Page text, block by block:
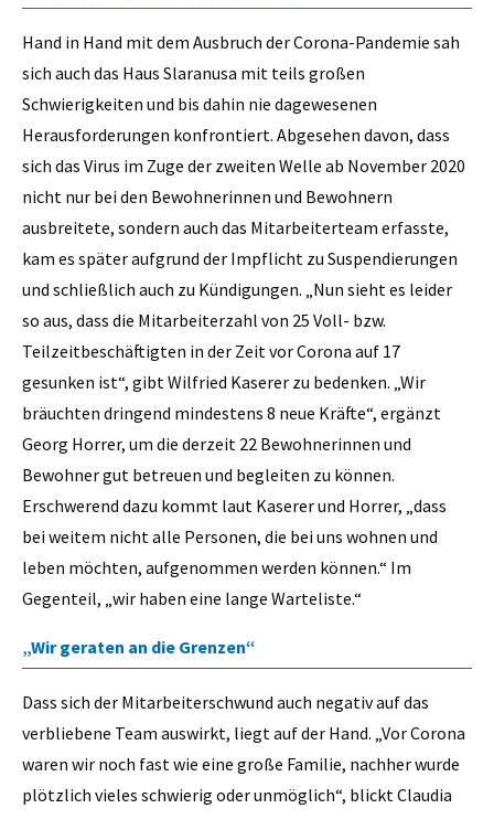
Hand in Hand mit dem Ausbruch der Corona-Pandemie sah
sich auch das Haus Slaranusa mit teils großen
Schwierigkeiten und bis dahin nie dagewesenen
Herausforderungen konfrontiert. Abgesehen davon, dass
sich das Virus im Zuge der zweiten Welle ab November 2020
nicht nur bei den Bewohnerinnen und Bewohnern
ausbreitete, sondern auch das Mitarbeiterteam erfasste,
kam es später aufgrund der Impflicht zu Suspendierungen
und schließlich auch zu Kündigungen. „Nun sieht es leider
so aus, dass die Mitarbeiterzahl von 25 Voll- bzw.
Teilzeitbeschäftigten in der Zeit vor Corona auf 17
gesunken ist“, gibt Wilfried Kaserer zu bedenken. „Wir
bräuchten dringend mindestens 8 neue Kräfte“, ergänzt
Georg Horrer, um die derzeit 22 Bewohnerinnen und
Bewohner gut betreuen und begleiten zu können.
Erschwerend dazu kommt laut Kaserer und Horrer, „dass
bei weitem nicht alle Personen, die bei uns wohnen und
leben möchten, aufgenommen werden können.“ Im
Gegenteil, „wir haben eine lange Warteliste.“
„Wir geraten an die Grenzen“
Dass sich der Mitarbeiterschwund auch negativ auf das
verbliebene Team auswirkt, liegt auf der Hand. „Vor Corona
waren wir noch fast wie eine große Familie, nachher wurde
plötzlich vieles schwierig oder unmöglich“, blickt Claudia